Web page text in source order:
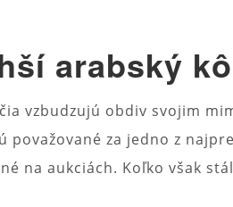
arabský
vzbudzujú obdiv svojim
považované za jedno z
na aukciách. Koľko však